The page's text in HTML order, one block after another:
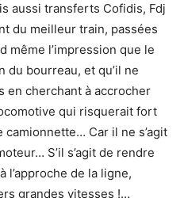
aussi transferts Cofidis, Fdj
du meilleur train, passées
même l’impression que le
du bourreau, et qu’il ne
en cherchant à accrocher
qui risquerait fort
Car il ne s’agit
S’il s’agit de rendre
l’approche de la ligne,
grandes vitesses !…